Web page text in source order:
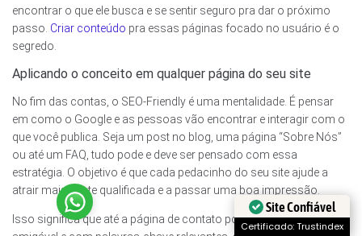
encontrar o que ele busca e se sentir seguro pra dar o próximo
passo. Criar conteúdo pra essas páginas focado no usuário é o
segredo.
Aplicando o conceito em qualquer página do seu site
No fim das contas, o SEO-Friendly é uma mentalidade. É pensar
em como o Google e as pessoas vão encontrar e interagir com o
que você publica. Seja um post no blog, uma página “Sobre Nós”
ou até um FAQ, tudo pode e deve ser pensado com essa
estratégia. O objetivo é que cada pedacinho do seu site ajude a
atrair mais gente qualificada e a passar uma boa impressão.
Isso significa que até a página de contato pode ter um texto mais
Site Confiável
Certificado: Trustindex